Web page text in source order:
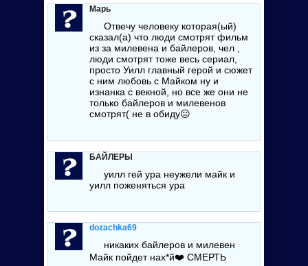
Марь
Отвечу человеку которая(ый)
сказал(а) что люди смотрят фильм
из за милевена и байлеров, чел ,
люди смотрят тоже весь сериал,
просто Уилл главный герой и сюжет
с ним любовь с Майком ну и
изнанка с векной, но все же они не
только байлеров и милевенов
смотрят( не в обиду😐
БАЙЛЕРЫ
уилл гей ура неужели майк и
уилл поженяться ура
dozachka69
никаких байлеров и милевен
Майк пойдет нах*й❤️ СМЕРТЬ